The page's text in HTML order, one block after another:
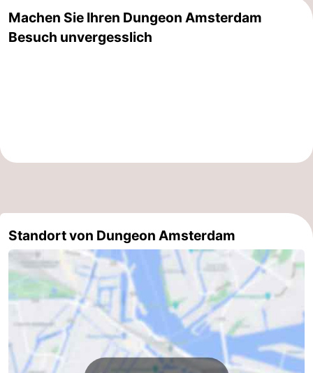
Parken
Kontakt
Machen Sie Ihren Dungeon Amsterdam
Besuch unvergesslich
Standort von Dungeon Amsterdam